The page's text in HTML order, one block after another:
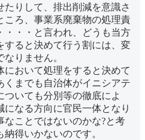
りして、排出削減を意識さ
ころ、事業系廃棄物の処理責
・・・と言われ、どうも当方
すると決めて行う割には、変
りません。
おいて処理をすると決めて
くまでも自治体がイニシアテ
ついても分別等の徹底によ
になる方向に官民一体となり
ことではないのかな?と考
得いかないのです。